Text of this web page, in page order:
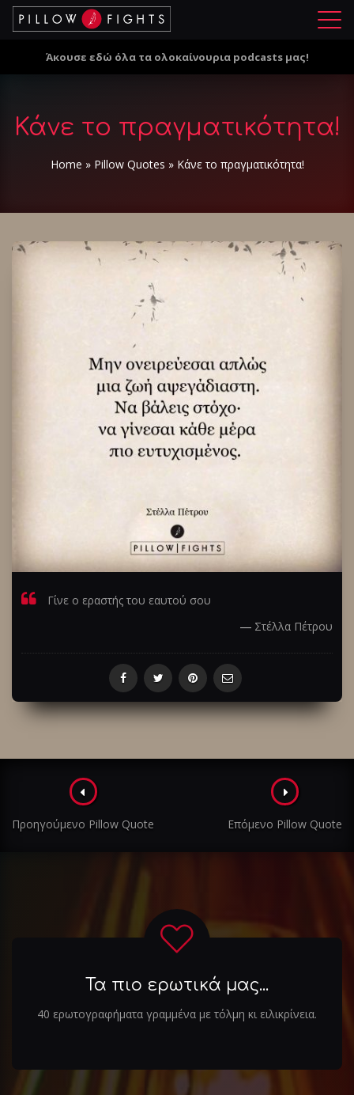
Μ
ο
Άκουσε εδώ όλα τα ολοκαίνουρια podcasts μας!
Κάνε το πραγματικότητα!
Home » Pillow Quotes » Κάνε το πραγματικότητα!
Γίνε ο εραστής του εαυτού σου
― Στέλλα Πέτρου
Πλοήγηση
στα
άρθρα
Προηγούμενο Pillow Quote Επόμενο Pillow Quote
Τα πιο ερωτικά μας...
40 ερωτογραφήματα γραμμένα με τόλμη κι ειλικρίνεια.